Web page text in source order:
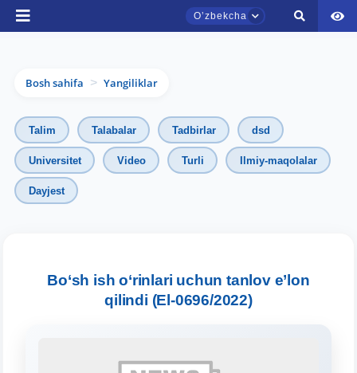
Oʼzbekcha
Bosh sahifa > Yangiliklar
Talim Talabalar Tadbirlar dsd
Universitet Video Turli Ilmiy-maqolalar
Dayjest
Bo‘sh ish o‘rinlari uchun tanlov e’lon
qilindi (El-0696/2022)
TDYU qabul murojaatlari chati
Qabul bo'yicha murojaatlaringizni ushbu
Mavzuni tanlang — keyin shu mavzudagi aniq